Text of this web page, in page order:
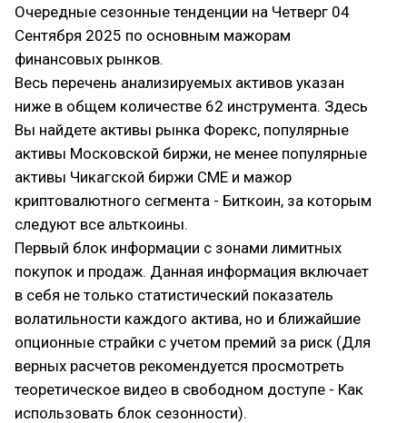
Очередные сезонные тенденции на Четверг 04
Сентября 2025 по основным мажорам
финансовых рынков.
Весь перечень анализируемых активов указан
ниже в общем количестве 62 инструмента. Здесь
Вы найдете активы рынка Форекс, популярные
активы Московской биржи, не менее популярные
активы Чикагской биржи СМЕ и мажор
криптовалютного сегмента - Биткоин, за которым
следуют все альткоины.
Первый блок информации с зонами лимитных
покупок и продаж. Данная информация включает
в себя не только статистический показатель
волатильности каждого актива, но и ближайшие
опционные страйки с учетом премий за риск (Для
верных расчетов рекомендуется просмотреть
теоретическое видео в свободном доступе - Как
использовать блок сезонности).